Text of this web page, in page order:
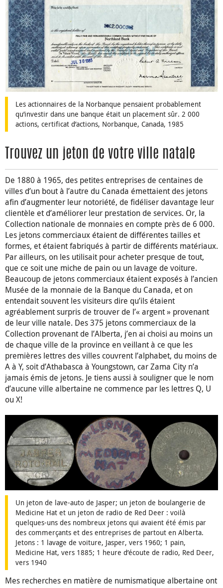
Les actionnaires de la Norbanque pensaient probablement
qu’investir dans une banque était un placement sûr. 2 000
actions, certificat d’actions, Norbanque, Canada, 1985
Trouvez un jeton de votre ville natale
De 1880 à 1965, des petites entreprises de centaines de
villes d’un bout à l’autre du Canada émettaient des jetons
afin d’augmenter leur notoriété, de fidéliser davantage leur
clientèle et d’améliorer leur prestation de services. Or, la
Collection nationale de monnaies en compte près de 6 000.
Les jetons commerciaux étaient de différentes tailles et
formes, et étaient fabriqués à partir de différents matériaux.
Par ailleurs, on les utilisait pour acheter presque de tout,
que ce soit une miche de pain ou un lavage de voiture.
Beaucoup de jetons commerciaux étaient exposés à l’ancien
Musée de la monnaie de la Banque du Canada, et on
entendait souvent les visiteurs dire qu’ils étaient
agréablement surpris de trouver de l’« argent » provenant
de leur ville natale. Des 375 jetons commerciaux de la
Collection provenant de l’Alberta, j’en ai choisi au moins un
de chaque ville de la province en veillant à ce que les
premières lettres des villes couvrent l’alphabet, du moins de
A à Y, soit d’Athabasca à Youngstown, car Zama City n’a
jamais émis de jetons. Je tiens aussi à souligner que le nom
d’aucune ville albertaine ne commence par les lettres Q, U
ou X!
Un jeton de lave-auto de Jasper; un jeton de boulangerie de
Medicine Hat et un jeton de radio de Red Deer : voilà
quelques-uns des nombreux jetons qui avaient été émis par
des commerçants et des entreprises de partout en Alberta.
Jetons : 1 lavage de voiture, Jasper, vers 1960; 1 pain,
Medicine Hat, vers 1885; 1 heure d’écoute de radio, Red Deer,
vers 1940
Mes recherches en matière de numismatique albertaine ont